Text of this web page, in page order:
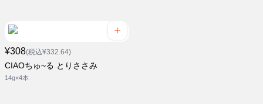
¥308(税込¥332.64)
CIAOちゅ~る とりささみ
14g×4本